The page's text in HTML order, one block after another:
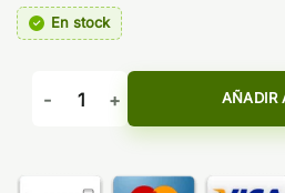
En stock
Recambio Wave Click
AÑADIR